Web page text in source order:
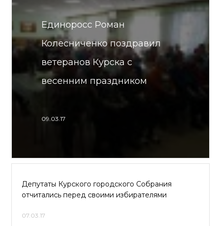
Единоросс Роман
Колесниченко поздравил
ветеранов Курска с
весенним праздником
09.03.17
Депутаты Курского городского Собрания
отчитались перед своими избирателями
07.03.17